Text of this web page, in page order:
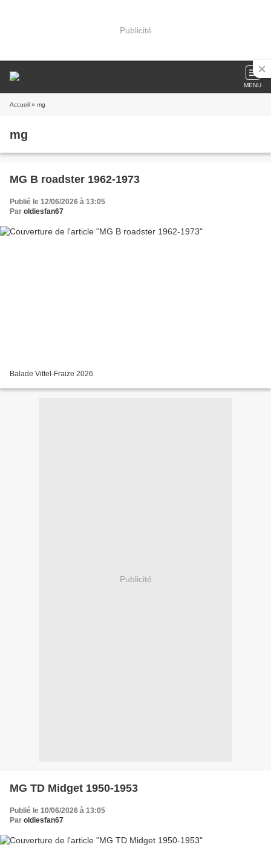
Publicité
MENU
Accueil » mg
mg
MG B roadster 1962-1973
Publié le 12/06/2026 à 13:05
Par oldiesfan67
Balade Vittel-Fraize 2026
Publicité
MG TD Midget 1950-1953
Publié le 10/06/2026 à 13:05
Par oldiesfan67